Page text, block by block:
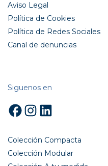
Aviso Legal
Política de Cookies
Política de Redes Sociales
Canal de denuncias
Siguenos en
Facebook
Instagram
LinkedIn
Colección Compacta
Colección Modular